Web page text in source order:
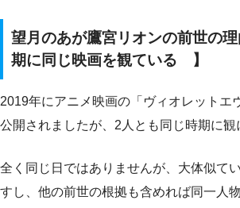
望月のあが鷹宮リオンの前世の
期に同じ映画を観ている 】
2019年にアニメ映画の「ヴィオレットエ
公開されましたが、2人とも同じ時期に観
全く同じ日ではありませんが、大体似て
すし、他の前世の根拠も含めれば同一人